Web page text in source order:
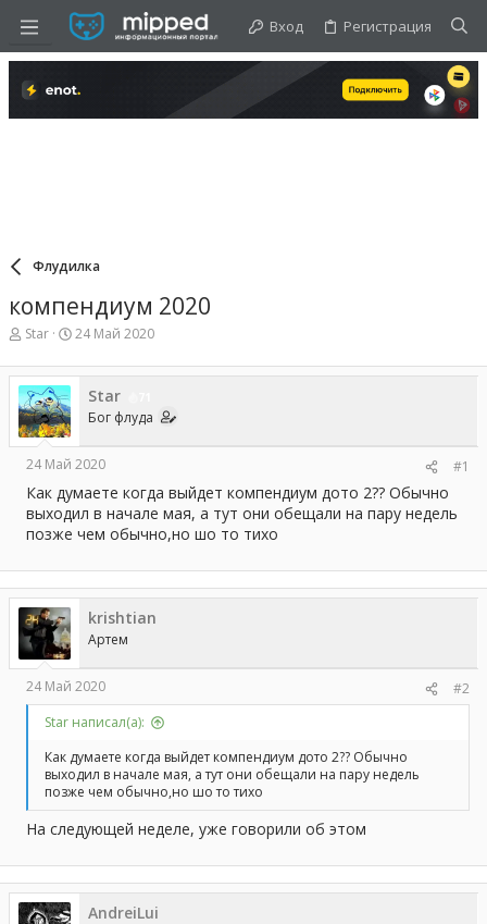
Вход Регистрация
Флудилка
компендиум 2020
А
т
о
р
т
е
ы
Star
Д
т
л
а
24 Май 2020
Star
Бог флуда
24 Май 2020 #1
Как думаете когда выйдет компендиум дото 2?? Обычно
выходил в начале мая, а тут они обещали на пару недель
позже чем обычно,но шо то тихо
krishtian
Артем
24 Май 2020
#2
Star написал(а):
Как думаете когда выйдет компендиум дото 2?? Обычно
выходил в начале мая, а тут они обещали на пару недель
позже чем обычно,но шо то тихо
На следующей неделе, уже говорили об этом
AndreiLui